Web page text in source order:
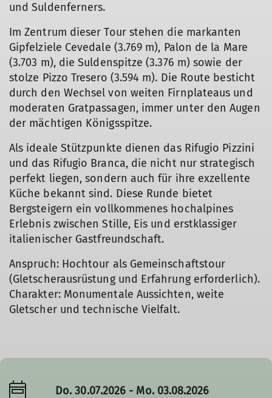
und Suldenferners.
Im Zentrum dieser Tour stehen die markanten
Gipfelziele Cevedale (3.769 m), Palon de la Mare
(3.703 m), die Suldenspitze (3.376 m) sowie der
stolze Pizzo Tresero (3.594 m). Die Route besticht
durch den Wechsel von weiten Firnplateaus und
moderaten Gratpassagen, immer unter den Augen
der mächtigen Königsspitze.
Als ideale Stützpunkte dienen das Rifugio Pizzini
und das Rifugio Branca, die nicht nur strategisch
perfekt liegen, sondern auch für ihre exzellente
Küche bekannt sind. Diese Runde bietet
Bergsteigern ein vollkommenes hochalpines
Erlebnis zwischen Stille, Eis und erstklassiger
italienischer Gastfreundschaft.
Anspruch: Hochtour als Gemeinschaftstour
(Gletscherausrüstung und Erfahrung erforderlich).
Charakter: Monumentale Aussichten, weite
Gletscher und technische Vielfalt.
Do. 30.07.2026 - Mo. 03.08.2026